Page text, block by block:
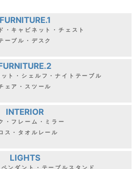
FURNITURE.1
・キャビネット・チェスト
ーブル・デスク
ト・シェルフ・ナイトテーブル
ェア・スツール
INTERIOR
・フレーム・ミラー
ス・タオルレール
LIGHTS